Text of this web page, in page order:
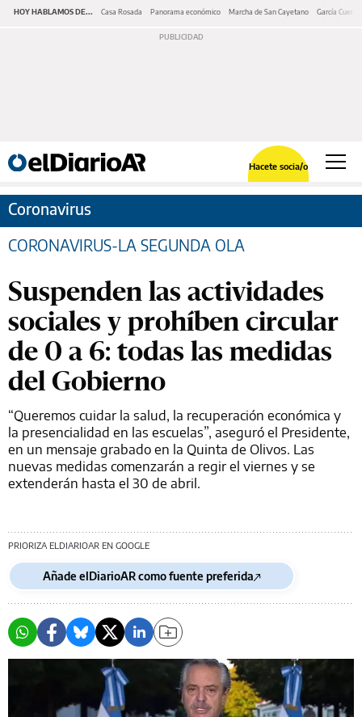
HOY HABLAMOS DE... Casa Rosada Panorama económico Marcha de San Cayetano García Cuerva
Hacete socia/o
Coronavirus
CORONAVIRUS-LA SEGUNDA OLA
Suspenden las actividades
sociales y prohíben circular
de 0 a 6: todas las medidas
del Gobierno
“Queremos cuidar la salud, la recuperación económica y
la presencialidad en las escuelas”, aseguró el Presidente,
en un mensaje grabado en la Quinta de Olivos. Las
nuevas medidas comenzarán a regir el viernes y se
extenderán hasta el 30 de abril.
PRIORIZA ELDIARIOAR EN GOOGLE
Añade elDiarioAR como fuente preferida